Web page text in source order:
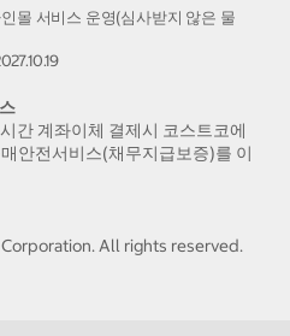
몰 서비스 운영(심사받지 않은 물
간 계좌이체 결제시 코스트코에
안전서비스(채무지급보증)를 이
All rights reserved.